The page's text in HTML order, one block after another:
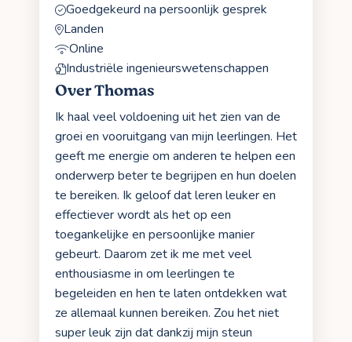
Goedgekeurd na persoonlijk gesprek
Landen
Online
Industriële ingenieurswetenschappen
Over Thomas
Ik haal veel voldoening uit het zien van de
groei en vooruitgang van mijn leerlingen. Het
geeft me energie om anderen te helpen een
onderwerp beter te begrijpen en hun doelen
te bereiken. Ik geloof dat leren leuker en
effectiever wordt als het op een
toegankelijke en persoonlijke manier
gebeurt. Daarom zet ik me met veel
enthousiasme in om leerlingen te
begeleiden en hen te laten ontdekken wat
ze allemaal kunnen bereiken. Zou het niet
super leuk zijn dat dankzij mijn steun